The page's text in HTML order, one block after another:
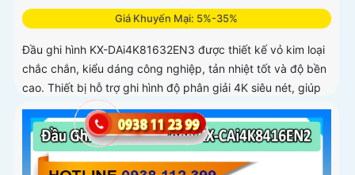
Giá Khuyến Mại: 5%-35%
Đầu ghi hình KX-DAi4K81632EN3 được thiết kế vỏ kim loại
chắc chắn, kiểu dáng công nghiệp, tản nhiệt tốt và độ bền
cao. Thiết bị hỗ trợ ghi hình độ phân giải 4K siêu nét, giúp
tái tạo chi tiết hình ảnh rõ ràng kể cả trong môi trường
phức tạp